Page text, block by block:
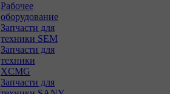
Рабочее
оборудование
Запчасти для
техники SEM
Запчасти для
техники
XCMG
Запчасти для